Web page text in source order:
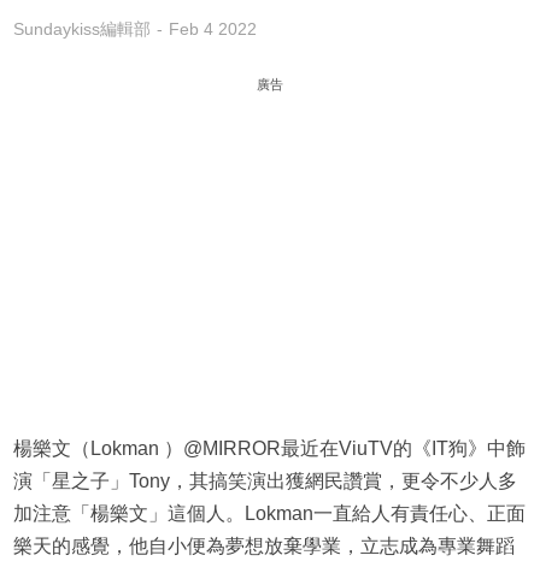
Sundaykiss編輯部 Feb 4 2022
廣告
楊樂文（Lokman ）@MIRROR最近在ViuTV的《IT狗》中飾
演「星之子」Tony，其搞笑演出獲網民讚賞，更令不少人多
加注意「楊樂文」這個人。Lokman一直給人有責任心、正面
樂天的感覺，他自小便為夢想放棄學業，立志成為專業舞蹈